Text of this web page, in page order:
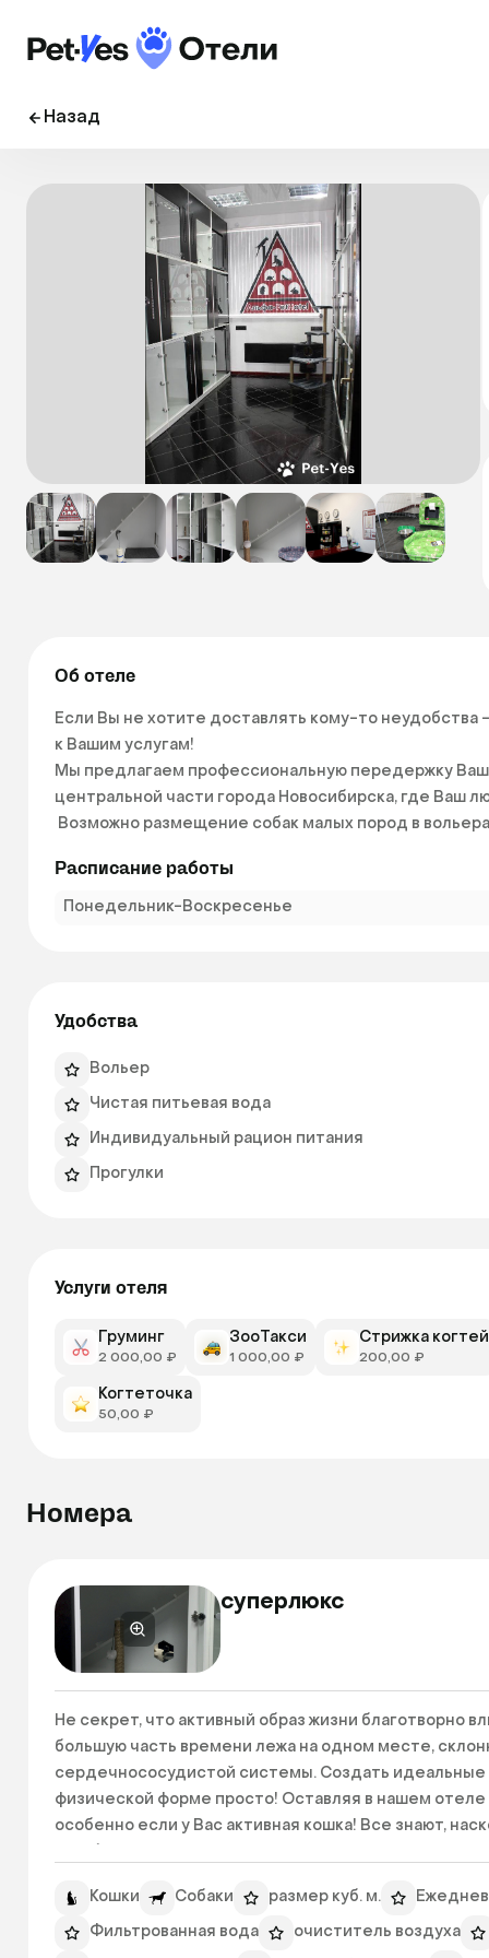
Назад
Об отеле
Если Вы не хотите доставлять кому-то
к Вашим услугам!
Мы предлагаем профессиональную передержку
центральной части города Новосибирска, где Ваш
Возможно размещение собак малых пород в
Расписание работы
Понедельник-Воскресенье
Удобства
Вольер
Чистая питьевая вода
Индивидуальный рацион питания
Прогулки
Услуги отеля
Груминг
2 000,00 ₽
ЗооТакси
1 000,00 ₽
Стрижка когтей
200,00 ₽
Когтеточка
50,00 ₽
Номера
суперлюкс
Не секрет, что активный образ жизни благотворно
большую часть времени лежа на одном месте,
сердечнососудистой системы. Создать
физической форме просто! Оставляя в нашем
особенно если у Вас активная кошка! Все знают,
это есть в гигантском СуперЛюксе объемом более
входит круглосуточное видеонаблюдение и TV/
Кошки Собаки размер куб. м.
Фильтрованная вода очиститель воздуха